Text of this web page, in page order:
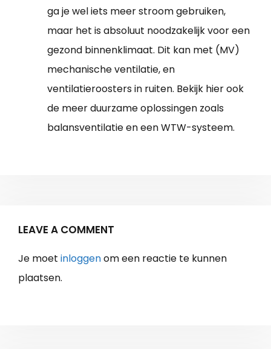
ga je wel iets meer stroom gebruiken,
maar het is absoluut noodzakelijk voor een
gezond binnenklimaat. Dit kan met (MV)
mechanische ventilatie, en
ventilatieroosters in ruiten. Bekijk hier ook
de meer duurzame oplossingen zoals
balansventilatie en een WTW-systeem.
LEAVE A COMMENT
Je moet inloggenom een reactie te kunnen
plaatsen.